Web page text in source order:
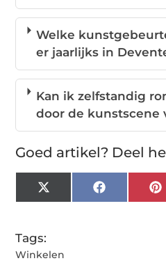
Welke
er jaarlijks in
Kan ik zelfstandig
door de kunstscene
Goed artikel? Deel
X
(Twitter)
Facebook
Tags:
Winkelen